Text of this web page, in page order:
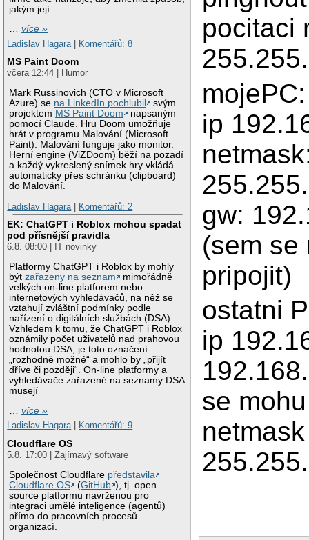
jakým její
…více »
Ladislav Hagara
Komentářů: 8
MS Paint Doom
včera 12:44 | Humor
Mark Russinovich (CTO v Microsoft
Azure) se na LinkedIn pochlubil
svým
projektem MS Paint Doom
napsaným
pomocí Claude. Hru Doom umožňuje
hrát v programu Malování (Microsoft
Paint). Malování funguje jako monitor.
Herní engine (ViZDoom) běží na pozadí
a každý vykreslený snímek hry vkládá
automaticky přes schránku (clipboard)
do Malování.
Ladislav Hagara
Komentářů: 2
EK: ChatGPT i Roblox mohou spadat
pod přísnější pravidla
6.8. 08:00 | IT novinky
Platformy ChatGPT i Roblox by mohly
býtzařazeny na seznam
mimořádně
velkých on-line platforem nebo
internetových vyhledávačů, na něž se
vztahují zvláštní podmínky podle
nařízení o digitálních službách (DSA).
Vzhledem k tomu, že ChatGPT i Roblox
oznámily počet uživatelů nad prahovou
hodnotou DSA, je toto označení
„rozhodně možné“ a mohlo by „přijít
dříve či později“. On-line platformy a
vyhledávače zařazené na seznamy DSA
musejí
…více »
Ladislav Hagara| Komentářů: 9
Cloudflare OS
5.8. 17:00 | Zajímavý software
Společnost Cloudflare představila
Cloudflare OS
(GitHub ), tj. open
source platformu navrženou pro
integraci umělé inteligence (agentů)
přímo do pracovních procesů
organizací.
pocitaci
mojePC:
ip
gw:
(sem se
pripojit)
ostatni
ip
se
netmask